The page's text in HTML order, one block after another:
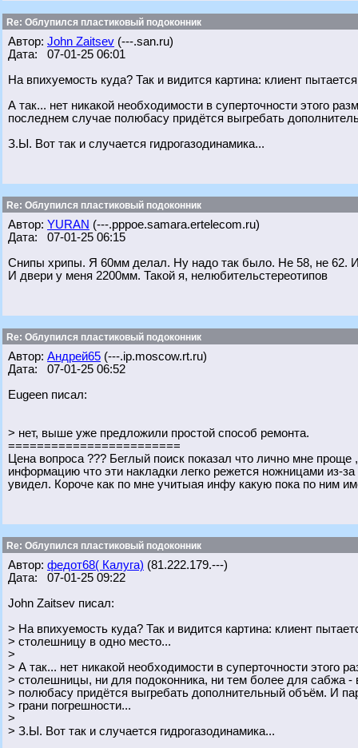
Re: Облупился пластиковый подоконник
Автор: John Zaitsev (---.san.ru)
Дата: 07-01-25 06:01
На впихуемость куда? Так и видится картина: клиент
А так... нет никакой необходимости в суперточности этого
последнем случае полюбасу придётся выгребать
З.Ы. Вот так и случается гидрогазодинамика...
Re: Облупился пластиковый подоконник
Автор: YURAN (---.pppoe.samara.ertelecom.ru)
Дата: 07-01-25 06:15
Снипы хрипы. Я 60мм делал. Ну надо так было. Не 58, не 62.
И двери у меня 2200мм. Такой я, нелюбительстереотипов
Re: Облупился пластиковый подоконник
Автор: Андрей65 (---.ip.moscow.rt.ru)
Дата: 07-01-25 06:52
Eugeen писал:
> нет, выше уже предложили простой способ ремонта.
========================
Цена вопроса ??? Беглый поиск показал что лично мне
информацию что эти накладки легко режется ножницами из-
увидел. Короче как по мне учитыая инфу какую пока по ним
Re: Облупился пластиковый подоконник
Автор: федот68( Калуга) (81.222.179.---)
Дата: 07-01-25 09:22
John Zaitsev писал:
> На впихуемость куда? Так и видится картина: клиент
> столешницу в одно место...
>
> А так... нет никакой необходимости в суперточности этого
> столешницы, ни для подоконника, ни тем более для сабжа -
> полюбасу придётся выгребать дополнительный объём. И
> грани погрешности...
>
> З.Ы. Вот так и случается гидрогазодинамика...